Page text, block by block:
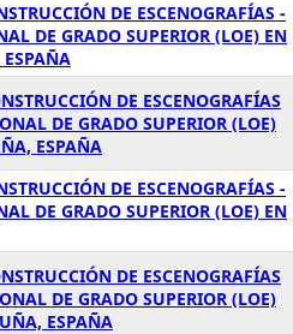
DE ESCENOGRAFÍAS -
DE GRADO SUPERIOR (LOE) EN
DE ESCENOGRAFÍAS
DE GRADO SUPERIOR (LOE)
ESPAÑA
DE ESCENOGRAFÍAS -
DE GRADO SUPERIOR (LOE) EN
DE ESCENOGRAFÍAS
DE GRADO SUPERIOR (LOE)
ESPAÑA